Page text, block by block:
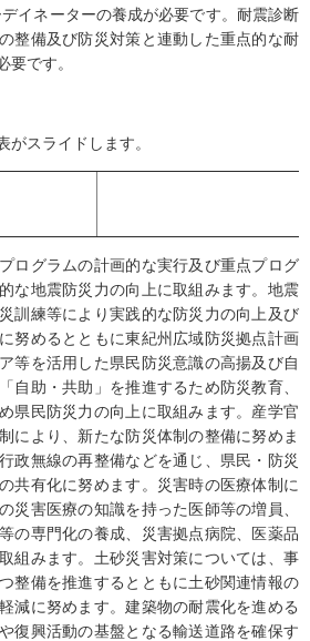
イネーターの養成が必要です。耐震診断
整備及び防災対策と連動した重点的な耐
要です。
スライドします。
ログラムの計画的な実行及び重点プログ
な地震防災力の向上に取組みます。地震
訓練等により実践的な防災力の向上及び
努めるとともに東紀州広域防災拠点計画
等を活用した県民防災意識の高揚及び自
自助・共助」を推進するため防災教育、
県民防災力の向上に取組みます。産学官
により、新たな防災体制の整備に努めま
政無線の再整備などを通じ、県民・防災
共有化に努めます。災害時の医療体制に
災害医療の知識を持った医師等の増員、
の専門化の養成、災害拠点病院、医薬品
組みます。土砂災害対策については、事
整備を推進するとともに土砂関連情報の
減に努めます。建築物の耐震化を進める
復興活動の基盤となる輸送道路を確保す